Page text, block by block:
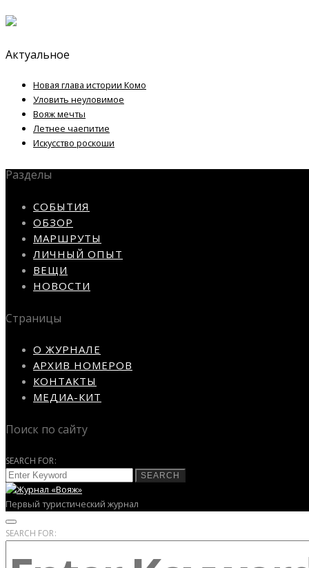
Актуальное
Новая глава истории Комо
Уловить неуловимое
Вояж мечты
Летнее чаепитие
Искусство роскоши
Разделы
СОБЫТИЯ
ОБЗОР
МАРШРУТЫ
ЛИЧНЫЙ ОПЫТ
ВЕЩИ
НОВОСТИ
Страницы
О ЖУРНАЛЕ
АРХИВ НОМЕРОВ
КОНТАКТЫ
МЕДИА-КИТ
Поиск по сайту
SEARCH FOR:
SEARCH
Первый туристический журнал
SEARCH FOR: